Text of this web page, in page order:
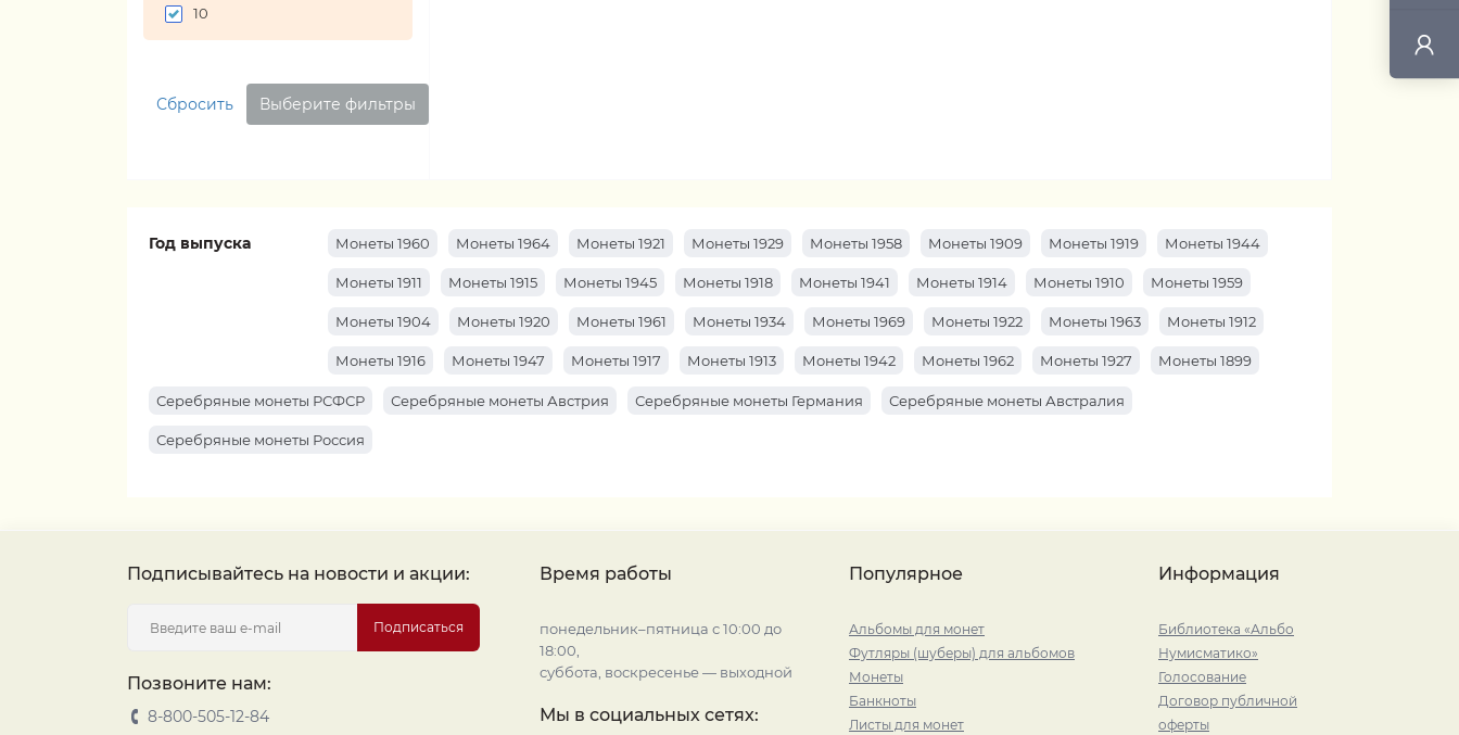
10
Сбросить Выберите фильтры
Год выпуска Монеты 1960 Монеты 1964 Монеты 1921 Монеты 1929 Монеты 1958 Монеты 1909 Монеты 1919 Монеты 1944
Монеты 1911 Монеты 1915 Монеты 1945 Монеты 1918 Монеты 1941 Монеты 1914 Монеты 1910 Монеты 1959
Монеты 1904 Монеты 1920 Монеты 1961 Монеты 1934 Монеты 1969 Монеты 1922 Монеты 1963 Монеты 1912
Монеты 1916 Монеты 1947 Монеты 1917 Монеты 1913 Монеты 1942 Монеты 1962 Монеты 1927 Монеты 1899
Серебряные монеты РСФСР Серебряные монеты Австрия Серебряные монеты Германия Серебряные монеты Австралия
Серебряные монеты Россия
Подписывайтесь на новости и акции:
Подписаться
Позвоните нам:
8-800-505-12-84
Время работы
понедельник–пятница с 10:00 до
18:00,
суббота, воскресенье — выходной
Мы в социальных сетях:
Популярное
Альбомы для монет
Футляры (шуберы) для альбомов
Монеты
Банкноты
Листы для монет
Информация
Библиотека «Альбо
Нумисматико»
Голосование
Договор публичной
оферты